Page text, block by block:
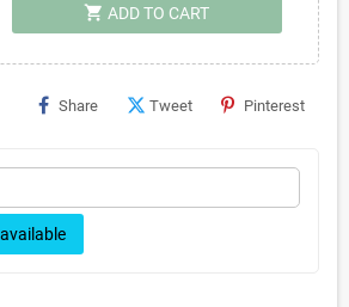
shopping_cart ADD TO CART
Share Tweet Pinterest